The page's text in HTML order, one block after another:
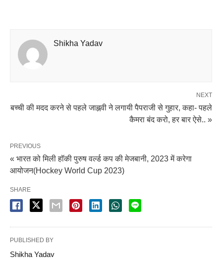
Shikha Yadav
NEXT
बच्ची की मदद करने से पहले जाह्नवी ने लगायी पैपराजी से गुहार, कहा- पहले
कैमरा बंद करो, हर बार ऐसे.. »
PREVIOUS
« भारत को मिली हॉकी पुरुष वर्ल्ड कप की मेजबानी, 2023 में करेगा
आयोजन(Hockey World Cup 2023)
SHARE
PUBLISHED BY
Shikha Yadav